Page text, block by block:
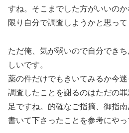
すね。そこまでした方がいいの
限り自分で調査しようかと思って
ただ俺、気が弱いので自分でき
しいです。
薬の件だけでもきいてみるか今迷
調査したことを謝るのはただの
足ですね。的確なご指摘、御指南
書いて下さったことを参考にやっ